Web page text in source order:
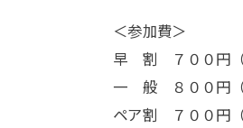
＜参加費＞
早 割 ７００円
一 般 ８００円（
ペア割 ７００円（